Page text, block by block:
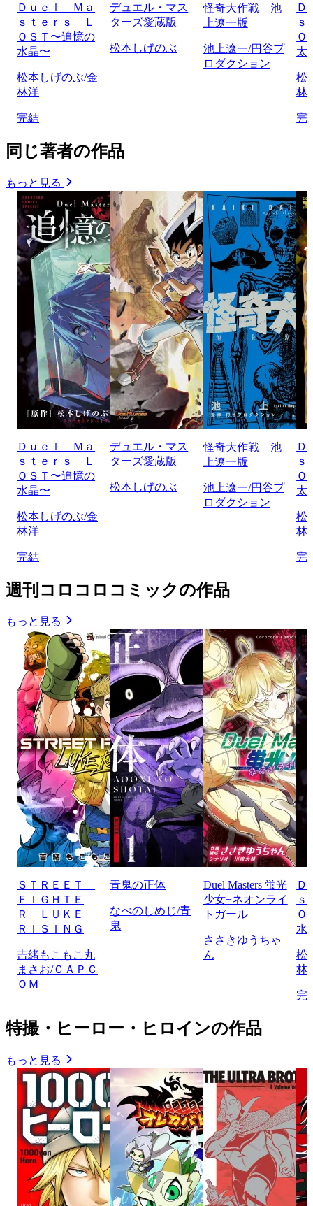
Ｄｕｅｌ Ｍａ
ｓｔｅｒｓ Ｌ
ＯＳＴ〜追憶の
水晶〜
松本しげのぶ/金
林洋
完結
デュエル・マス
ターズ愛蔵版
松本しげのぶ
怪奇大作戦 池
上遼一版
池上遼一/円谷プ
ロダクション
Ｄ
Ｏ
太
松
林
完
同じ著者の作品
もっと見る
Ｄｕｅｌ Ｍａ
ｓｔｅｒｓ Ｌ
ＯＳＴ〜追憶の
水晶〜
松本しげのぶ/金
林洋
完結
デュエル・マス
ターズ愛蔵版
松本しげのぶ
怪奇大作戦 池
上遼一版
池上遼一/円谷プ
ロダクション
Ｄ
Ｏ
太
松
林
完
週刊コロコロコミックの作品
もっと見る
ＳＴＲＥＥＴ
ＦＩＧＨＴＥ
Ｒ ＬＵＫＥ
ＲＩＳＩＮＧ
吉緒もこもこ丸
まさお/ＣＡＰＣ
ＯＭ
青鬼の正体
なべのしめじ/青
鬼
Duel Masters 蛍光
少女−ネオンライ
トガール−
ささきゆうちゃ
ん
Ｄ
Ｏ
水
松
林
完
特撮・ヒーロー・ヒロインの作品
もっと見る